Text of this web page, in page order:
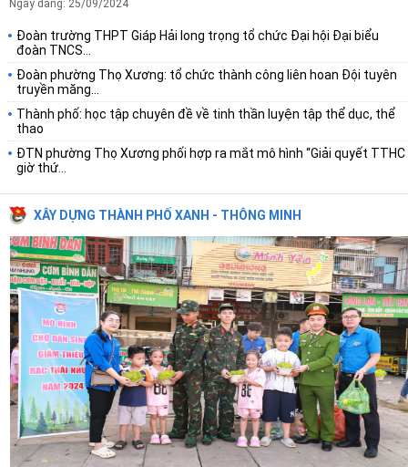
Ngày đăng: 25/09/2024
Đoàn trường THPT Giáp Hải long trọng tổ chức Đại hội Đại biểu
đoàn TNCS...
Đoàn phường Thọ Xương: tổ chức thành công liên hoan Đội tuyên
truyền măng...
Thành phố: học tập chuyên đề về tinh thần luyện tập thể dục, thể
thao
ĐTN phường Thọ Xương phối hợp ra mắt mô hình “Giải quyết TTHC
giờ thứ...
XÂY DỰNG THÀNH PHỐ XANH - THÔNG MINH